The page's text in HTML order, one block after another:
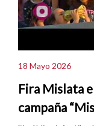
18 Mayo 2026
Fira Mislata
campaña